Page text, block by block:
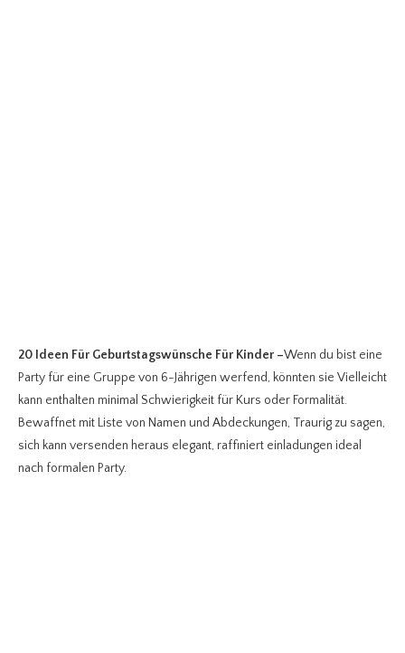
20 Ideen Für Geburtstagswünsche Für Kinder –Wenn du bist eine
Party für eine Gruppe von 6-Jährigen werfend, könnten sie Vielleicht
kann enthalten minimal Schwierigkeit für Kurs oder Formalität.
Bewaffnet mit Liste von Namen und Abdeckungen, Traurig zu sagen,
sich kann versenden heraus elegant, raffiniert einladungen ideal
nach formalen Party.